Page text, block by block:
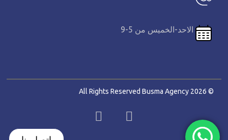
الاحد-الخميس من 5-9
© 2026 All Rights Reserved Busma Agency